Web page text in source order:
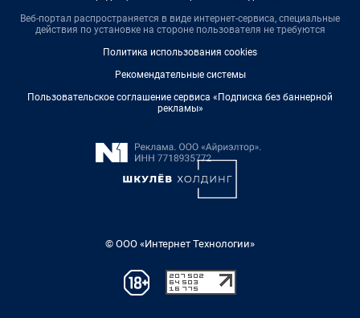
Веб-портал распространяется в виде интернет-сервиса, специальные
действия по установке на стороне пользователя не требуются
Политика использования cookies
Рекомендательные системы
Пользовательское соглашение сервиса «Подписка без баннерной
рекламы»
© ООО «Интернет Технологии»